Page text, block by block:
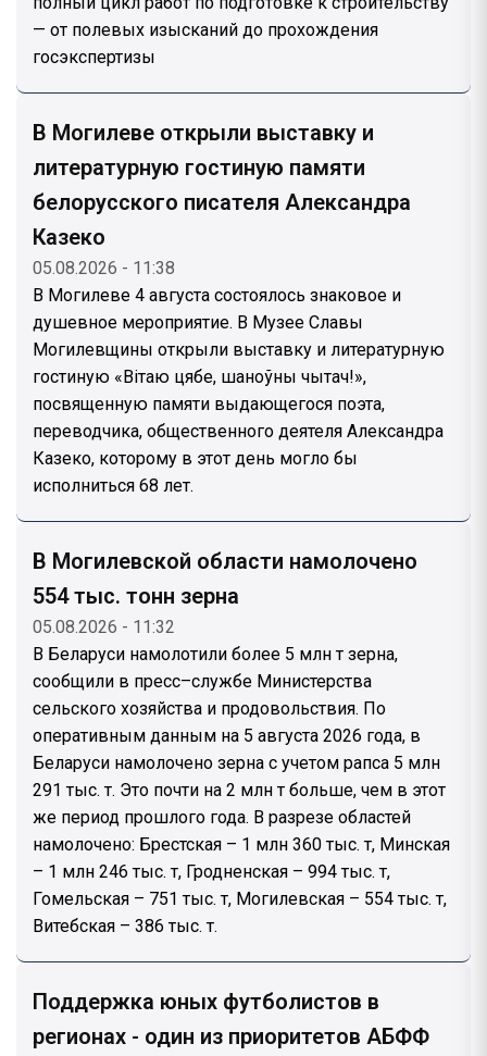
— от полевых изысканий до прохождения
госэкспертизы
В Могилеве открыли выставку и
литературную гостиную памяти
белорусского писателя Александра
Казеко
05.08.2026 - 11:38
В Могилеве 4 августа состоялось знаковое и
душевное мероприятие. В Музее Славы
Могилевщины открыли выставку и литературную
гостиную «Вiтаю цябе, шаноўны чытач!»,
посвященную памяти выдающегося поэта,
переводчика, общественного деятеля Александра
Казеко, которому в этот день могло бы
исполниться 68 лет.
В Могилевской области намолочено
554 тыс. тонн зерна
05.08.2026 - 11:32
В Беларуси намолотили более 5 млн т зерна,
сообщили в пресс–службе Министерства
сельского хозяйства и продовольствия. По
оперативным данным на 5 августа 2026 года, в
Беларуси намолочено зерна с учетом рапса 5 млн
291 тыс. т. Это почти на 2 млн т больше, чем в этот
же период прошлого года. В разрезе областей
намолочено: Брестская – 1 млн 360 тыс. т, Минская
– 1 млн 246 тыс. т, Гродненская – 994 тыс. т,
Гомельская – 751 тыс. т, Могилевская – 554 тыс. т,
Витебская – 386 тыс. т.
Поддержка юных футболистов в
регионах - один из приоритетов АБФФ